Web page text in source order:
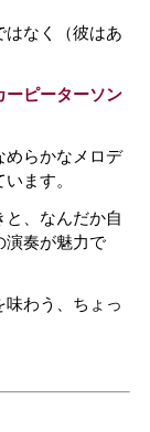
はなく（彼はあ
ーピーターソン
めらかなメロデ
ます。
と、なんだか自
演奏が魅力で
味わう、ちょっ